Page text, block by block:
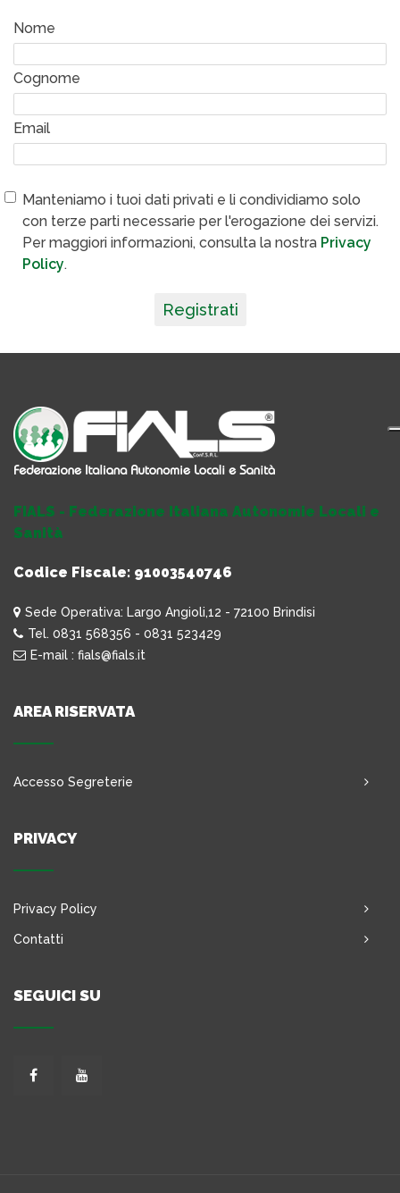
Nome
Cognome
Email
Manteniamo i tuoi dati privati e li condividiamo solo
con terze parti necessarie per l'erogazione dei servizi.
Per maggiori informazioni, consulta la nostra Privacy
Policy.
Registrati
FIALS - Federazione Italiana Autonomie Locali e
Sanità
Codice Fiscale: 91003540746
Sede Operativa: Largo Angioli,12 - 72100 Brindisi
Tel. 0831 568356 - 0831 523429
E-mail : fials@fials.it
AREA RISERVATA
Accesso Segreterie
PRIVACY
Privacy Policy
Contatti
SEGUICI SU